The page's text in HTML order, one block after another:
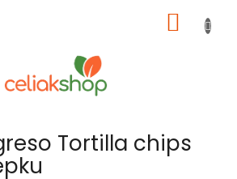
KOŠÍK
Tortilla chips